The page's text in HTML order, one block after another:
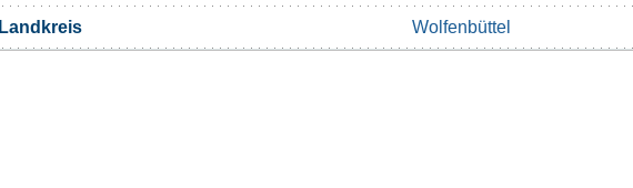
Landkreis Wolfenbüttel